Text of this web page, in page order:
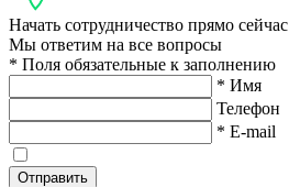
Начать сотрудничество прямо сейчас
Мы ответим на все вопросы
* Поля обязательные к заполнению
* Имя
Телефон
* E-mail
Отправить